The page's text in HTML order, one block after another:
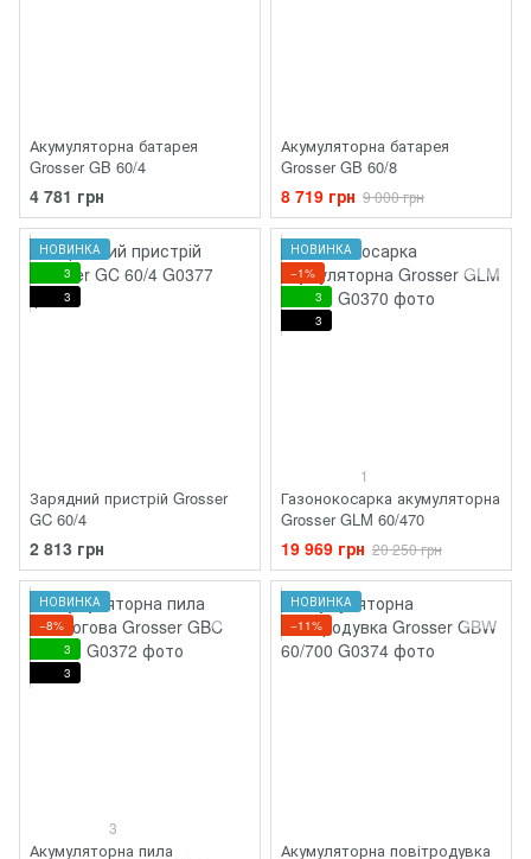
Акумуляторна батарея
Grosser GB 60/4
4 781 грн
Акумуляторна батарея
Grosser GB 60/8
8 719 грн 9 000 грн
НОВИНКА
3
3
Зарядний пристрій Grosser
GC 60/4
2 813 грн
НОВИНКА
−1%
3
3
1
Газонокосарка акумуляторна
Grosser GLM 60/470
19 969 грн 20 250 грн
НОВИНКА
−8%
3
3
3
Акумуляторна пила
НОВИНКА
−11%
Акумуляторна повітродувка